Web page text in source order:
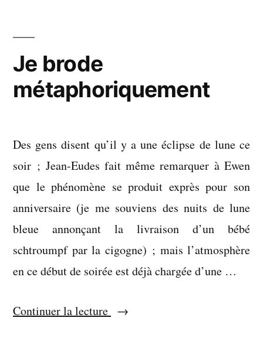
Je brode
métaphoriquement
Des gens disent qu’il y a une éclipse de lune ce
soir ; Jean-Eudes fait même remarquer à Ewen
que le phénomène se produit exprès pour son
anniversaire (je me souviens des nuits de lune
bleue annonçant la livraison d’un bébé
schtroumpf par la cigogne) ; mais l’atmosphère
en ce début de soirée est déjà chargée d’une …
Continuer la lecture « Je